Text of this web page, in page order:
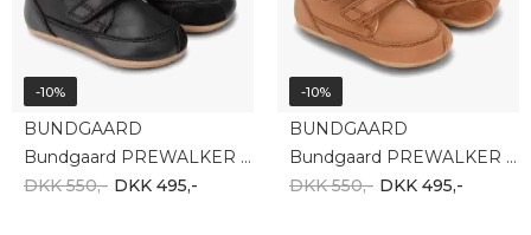
-10%
BUNDGAARD
Bundgaard PREWALKER BG501024-1199
DKK 550,- DKK 495,-
-10%
BUNDGAARD
Bundgaard PREWALKER BG501024-2115
DKK 550,- DKK 495,-